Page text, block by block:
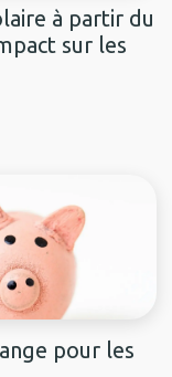
à partir du
sur les
pour les